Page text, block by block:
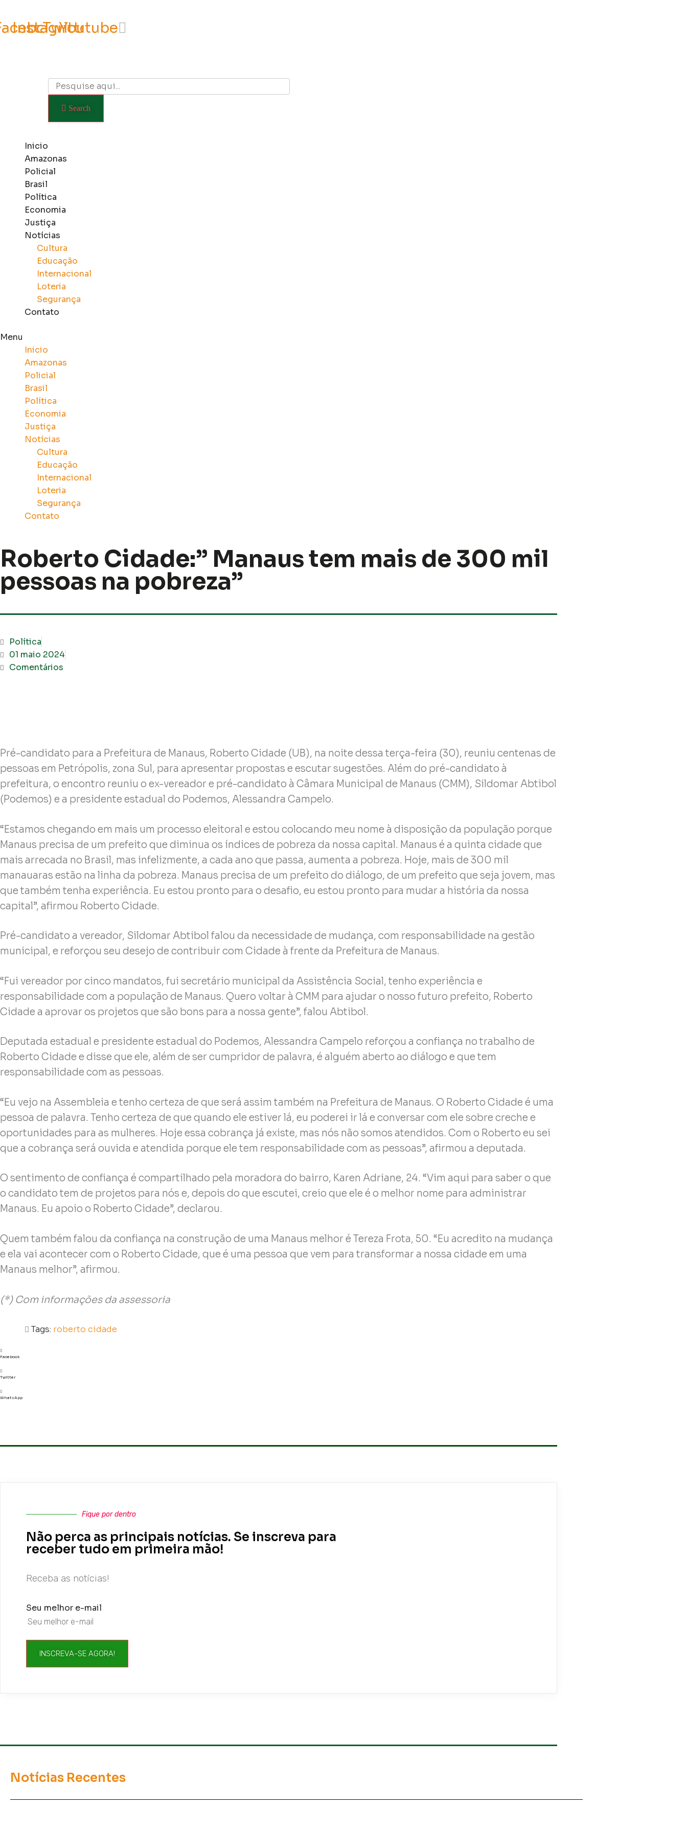
Instagram
Twitter
Youtube
Search
Inicio
Amazonas
Policial
Brasil
Política
Economia
Justiça
Notícias
Cultura
Educação
Internacional
Loteria
Segurança
Contato
Menu
Inicio
Amazonas
Policial
Brasil
Política
Economia
Justiça
Notícias
Cultura
Educação
Internacional
Loteria
Segurança
Contato
Roberto Cidade:” Manaus tem mais de 300 mil
pessoas na pobreza”
Política
01 maio 2024
Comentários
Pré-candidato para a Prefeitura de Manaus, Roberto Cidade (UB), na noite dessa terça-feira (30), reuniu centenas de
pessoas em Petrópolis, zona Sul, para apresentar propostas e escutar sugestões. Além do pré-candidato à
prefeitura, o encontro reuniu o ex-vereador e pré-candidato à Câmara Municipal de Manaus (CMM), Sildomar Abtibol
(Podemos) e a presidente estadual do Podemos, Alessandra Campelo.
“Estamos chegando em mais um processo eleitoral e estou colocando meu nome à disposição da população porque
Manaus precisa de um prefeito que diminua os índices de pobreza da nossa capital. Manaus é a quinta cidade que
mais arrecada no Brasil, mas infelizmente, a cada ano que passa, aumenta a pobreza. Hoje, mais de 300 mil
manauaras estão na linha da pobreza. Manaus precisa de um prefeito do diálogo, de um prefeito que seja jovem, mas
que também tenha experiência. Eu estou pronto para o desafio, eu estou pronto para mudar a história da nossa
capital”, afirmou Roberto Cidade.
Pré-candidato a vereador, Sildomar Abtibol falou da necessidade de mudança, com responsabilidade na gestão
municipal, e reforçou seu desejo de contribuir com Cidade à frente da Prefeitura de Manaus.
“Fui vereador por cinco mandatos, fui secretário municipal da Assistência Social, tenho experiência e
responsabilidade com a população de Manaus. Quero voltar à CMM para ajudar o nosso futuro prefeito, Roberto
Cidade a aprovar os projetos que são bons para a nossa gente”, falou Abtibol.
Deputada estadual e presidente estadual do Podemos, Alessandra Campelo reforçou a confiança no trabalho de
Roberto Cidade e disse que ele, além de ser cumpridor de palavra, é alguém aberto ao diálogo e que tem
responsabilidade com as pessoas.
“Eu vejo na Assembleia e tenho certeza de que será assim também na Prefeitura de Manaus. O Roberto Cidade é uma
pessoa de palavra. Tenho certeza de que quando ele estiver lá, eu poderei ir lá e conversar com ele sobre creche e
oportunidades para as mulheres. Hoje essa cobrança já existe, mas nós não somos atendidos. Com o Roberto eu sei
que a cobrança será ouvida e atendida porque ele tem responsabilidade com as pessoas”, afirmou a deputada.
O sentimento de confiança é compartilhado pela moradora do bairro, Karen Adriane, 24. “Vim aqui para saber o que
o candidato tem de projetos para nós e, depois do que escutei, creio que ele é o melhor nome para administrar
Manaus. Eu apoio o Roberto Cidade”, declarou.
Quem também falou da confiança na construção de uma Manaus melhor é Tereza Frota, 50. “Eu acredito na mudança
e ela vai acontecer com o Roberto Cidade, que é uma pessoa que vem para transformar a nossa cidade em uma
Manaus melhor”, afirmou.
(*) Com informações da assessoria
Tags: roberto cidade
Facebook
Twitter
WhatsApp
Fique por dentro
Não perca as principais notícias. Se inscreva para
receber tudo em primeira mão!
Receba as notícias!
Seu melhor e-mail
INSCREVA-SE AGORA!
Notícias Recentes